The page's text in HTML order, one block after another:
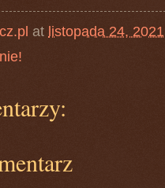
at listopada 24, 2021